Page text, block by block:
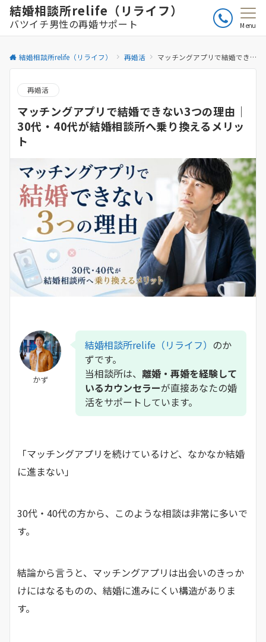
結婚相談所relife（リライフ）
バツイチ男性の再婚サポート Menu
結婚相談所relife（リライフ） 再婚活 マッチングアプリで結婚できない3つの理由｜30代・40代が結婚相談所へ乗り換えるメリット
再婚活
マッチングアプリで結婚できない3つの理由｜
30代・40代が結婚相談所へ乗り換えるメリッ
ト
かず
結婚相談所relife（リライフ） のか
ずです。
当相談所は、 離婚・再婚を経験して
いるカウンセラーが直接あなたの婚
活をサポートしています。
「マッチングアプリを続けているけど、なかなか結婚
に進まない」
30代・40代の方から、このような相談は非常に多いで
す。
結論から言うと、マッチングアプリは出会いのきっか
けにはなるものの、結婚に進みにくい構造がありま
す。